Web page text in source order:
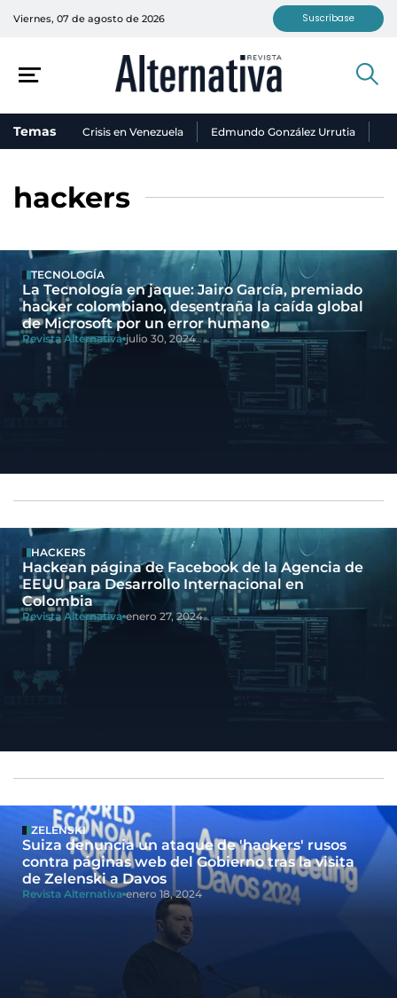
Viernes, 07 de agosto de 2026 Suscríbase
Temas Crisis en Venezuela Edmundo González Urrutia
hackers
TECNOLOGÍA
La Tecnología en jaque: Jairo García, premiado
hacker colombiano, desentraña la caída global
de Microsoft por un error humano
Revista Alternativa julio 30, 2024
HACKERS
Hackean página de Facebook de la Agencia de
EEUU para Desarrollo Internacional en
Colombia
Revista Alternativa enero 27, 2024
ZELENSKI
Suiza denuncia un ataque de 'hackers' rusos
contra páginas web del Gobierno tras la visita
de Zelenski a Davos
Revista Alternativa enero 18, 2024